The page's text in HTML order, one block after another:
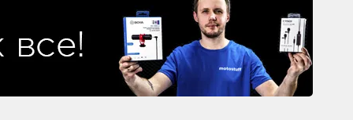
бачення
Газові обігрівачі
Інверторні генератори
Трехфазные генераторы
Джерела безперебійного живлення